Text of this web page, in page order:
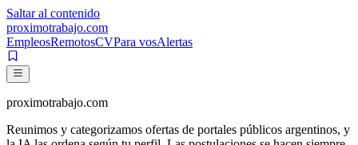
Saltar al contenido
proximotrabajo.com
EmpleosRemotosCVPara vosAlertas
proximotrabajo.com
Reunimos y categorizamos ofertas de portales públicos argentinos, y